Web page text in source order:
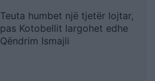
Teuta humbet një tjetër lojtar,
pas Kotobellit largohet edhe
Qëndrim Ismajli